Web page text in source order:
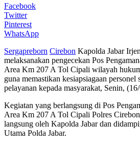
Facebook
Twitter
Pinterest
WhatsApp
Sergapreborn Cirebon Kapolda Jabar
melaksanakan pengecekan Pos
Area Km 207 A Tol Cipali wilayah
guna memastikan kesiapsiagaan personel
pelayanan kepada masyarakat, Senin,
Kegiatan yang berlangsung di Pos
Area Km 207 A Tol Cipali Polres
langsung oleh Kapolda Jabar dan
Utama Polda Jabar.